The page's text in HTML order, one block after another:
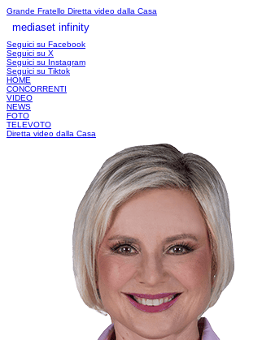
Grande Fratello Diretta video dalla Casa
mediaset infinity
Seguici su Facebook
Seguici su X
Seguici su Instagram
Seguici su Tiktok
HOME
CONCORRENTI
VIDEO
NEWS
FOTO
TELEVOTO
Diretta video dalla Casa